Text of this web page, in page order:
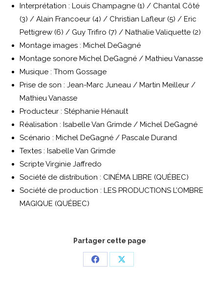
Interprétation : Louis Champagne (1) / Chantal Côté
(3) / Alain Francoeur (4) / Christian Lafleur (5) / Eric
Pettigrew (6) / Guy Trifiro (7) / Nathalie Valiquette (2)
Montage images : Michel DeGagné
Montage sonore Michel DeGagné / Mathieu Vanasse
Musique : Thom Gossage
Prise de son : Jean-Marc Juneau / Martin Meilleur /
Mathieu Vanasse
Producteur : Stéphanie Hénault
Réalisation : Isabelle Van Grimde / Michel DeGagné
Scénario : Michel DeGagné / Pascale Durand
Textes : Isabelle Van Grimde
Scripte Virginie Jaffredo
Société de distribution : CINÉMA LIBRE (QUÉBEC)
Société de production : LES PRODUCTIONS L’OMBRE
MAGIQUE (QUÉBEC)
Partager cette page
PartagerPartager